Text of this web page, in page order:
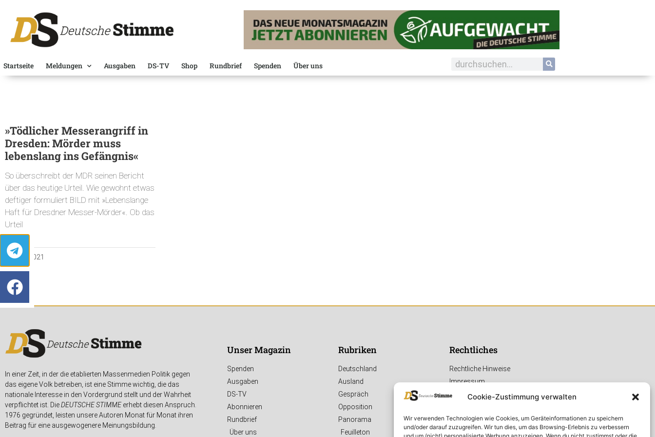
Cookie-Zustimmung verwalten
Wir verwenden Technologien wie Cookies, um Geräteinformationen zu speichern
und/oder darauf zuzugreifen. Wir tun dies, um das Browsing-Erlebnis zu verbessern
Startseite Meldungen Ausgaben DS-TV Shop Rundbrief Spenden Über uns
»Tödlicher Messerangriff in
Dresden: Mörder muss
lebenslang ins Gefängnis«
So überschreibt der MDR seinen Bericht
über das heutige Urteil. Wie gewohnt etwas
deftiger formuliert BILD mit »Lebenslange
Haft für Dresdner Messer-Mörder«. Ob das
Urteil
21. MAI 2021
In einer Zeit, in der die etablierten Massenmedien Politik gegen
das eigene Volk betreiben, ist eine Stimme wichtig, die das
nationale Interesse in den Vordergrund stellt und der Wahrheit
verpflichtet ist. DieDEUTSCHE STIMMEerhebt diesen Anspruch.
1976 gegründet, leisten unsere Autoren Monat für Monat ihren
Beitrag für eine ausgewogenere Meinungsbildung.
Unser Magazin
Spenden
Ausgaben
DS-TV
Abonnieren
Rundbrief
Über uns
Rubriken
Deutschland
Ausland
Gespräch
Opposition
Panorama
Feuilleton
Rechtliches
Rechtliche Hinweise
Impressum
Datenschutzerklärung